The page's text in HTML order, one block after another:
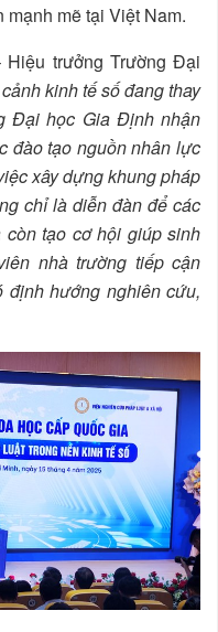
mẽ tại Việt Nam.
trưởng Trường Đại
kinh tế số đang thay
Đại học Gia Định nhận
đào tạo nguồn nhân lực
xây dựng khung pháp
chỉ là diễn đàn để các
tạo cơ hội giúp sinh
nhà trường tiếp cận
hướng nghiên cứu,